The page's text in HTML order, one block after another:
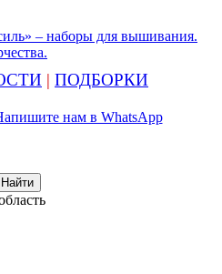
| ПОДБОРКИ
Найти